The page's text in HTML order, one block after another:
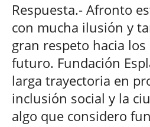
Respuesta.- Afronto
con mucha ilusión y
gran respeto hacia
futuro. Fundación
larga trayectoria en
inclusión social y la
algo que considero